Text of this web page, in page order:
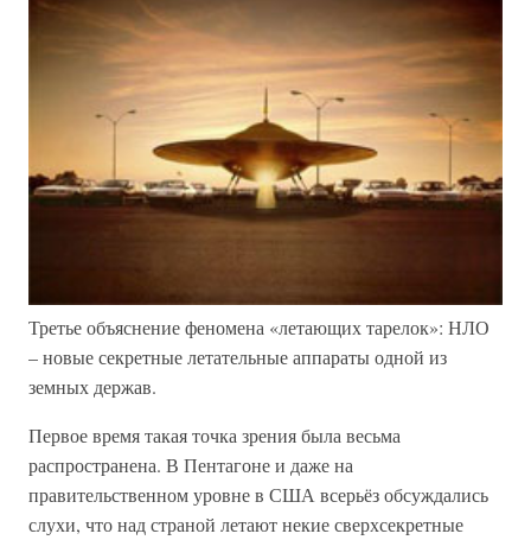
Третье объяснение феномена «летающих тарелок»: НЛО
– новые секретные летательные аппараты одной из
земных держав.
Первое время такая точка зрения была весьма
распространена. В Пентагоне и даже на
правительственном уровне в США всерьёз обсуждались
слухи, что над страной летают некие сверхсекретные